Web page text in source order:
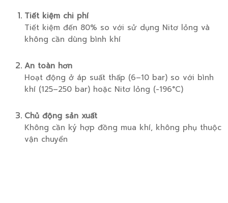
Tiết kiệm chi phí
Tiết kiệm đến 80% so với sử dụng Nitơ lỏng và
không cần dùng bình khí
An toàn hơn
Hoạt động ở áp suất thấp (6–10 bar) so với bình
khí (125–250 bar) hoặc Nitơ lỏng (-196°C)
Chủ động sản xuất
Không cần ký hợp đồng mua khí, không phụ thuộc
vận chuyển